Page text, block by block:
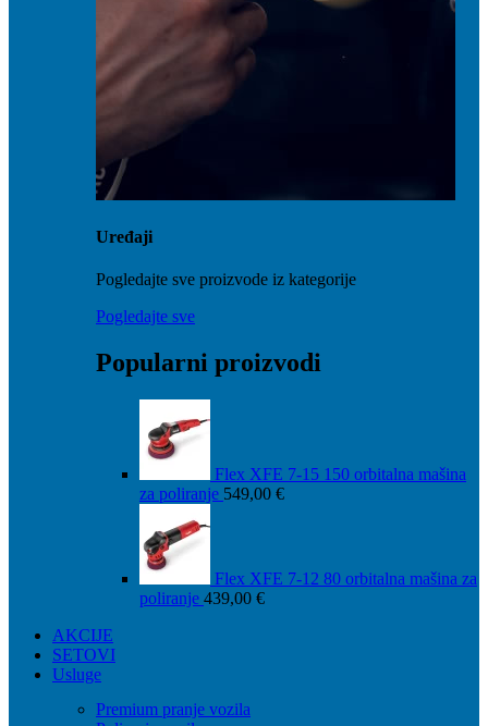
Uređaji
Pogledajte sve proizvode iz kategorije
Pogledajte sve
Popularni proizvodi
Flex XFE 7-15 150 orbitalna mašina
za poliranje 549,00 €
Flex XFE 7-12 80 orbitalna mašina za
poliranje 439,00 €
AKCIJE
SETOVI
Usluge
Premium pranje vozila